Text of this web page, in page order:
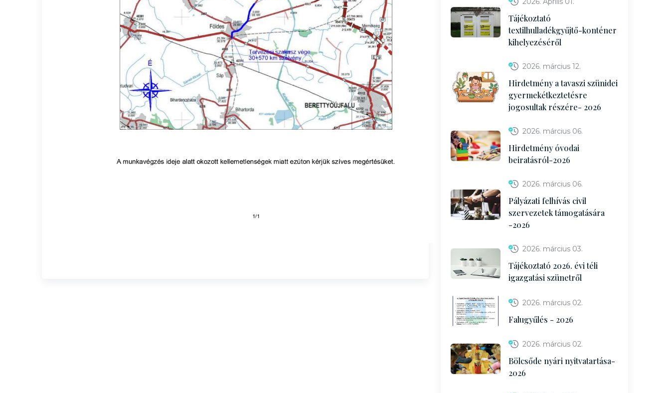
Tájékoztató
textilhulladékgyűjtő-konténer
kihelyezéséről
2026. március 12.
Hirdetmény a tavaszi szünidei
gyermekétkeztetésre
jogosultak részére- 2026
2026. március 06.
Hirdetmény óvodai
beiratásról-2026
2026. március 06.
Pályázati felhívás civil
szervezetek támogatására
-2026
2026. március 03.
Tájékoztató 2026. évi téli
igazgatási szünetről
2026. március 02.
Falugyűlés - 2026
2026. március 02.
Bölcsőde nyári nyitvatartása-
2026